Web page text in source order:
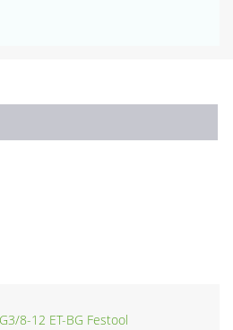
8-12 ET-BG Festool